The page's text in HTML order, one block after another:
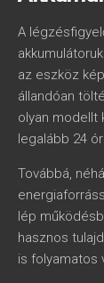
A
az eszköz
állandóan
olyan modellt
legalább 24
Továbbá,
lép
hasznos
is folyamatos